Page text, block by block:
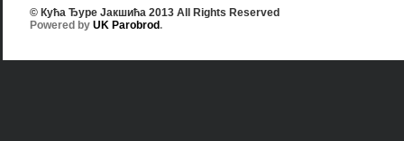
© Кућа Ђуре Јакшића 2013 All Rights Reserved
Powered by UK Parobrod.